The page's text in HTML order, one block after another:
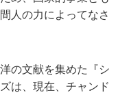
人の力によってなさ
の文献を集めた『シ
は、現在、チャンド